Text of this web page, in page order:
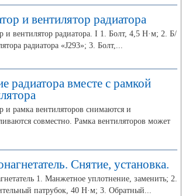
и вентилятор радиатора
и вентилятор радиатора. I 1. Болт, 4,5 Н·м; 2. Б/
радиатора «J293»; 3. Болт,...
радиатора вместе с рамкой
и рамка вентиляторов снимаются и
совместно. Рамка вентиляторов может
Снятие, установка.
1. Манжетное уплотнение, заменить; 2.
патрубок, 40 Н·м; 3. Обратный...